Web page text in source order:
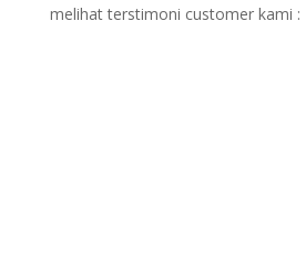
melihat terstimoni customer kami :